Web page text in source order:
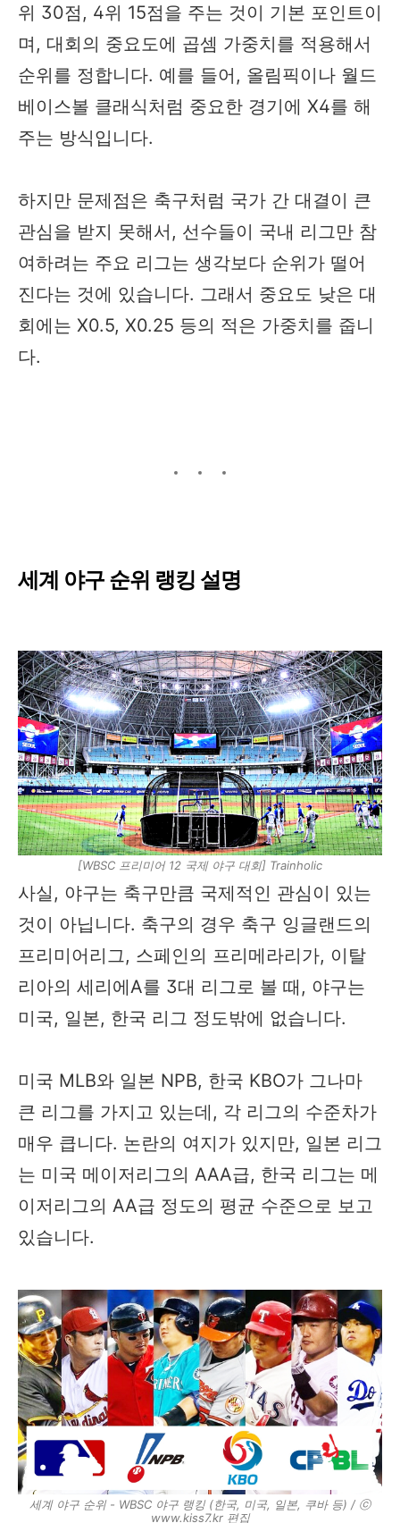
위 30점, 4위 15점을 주는 것이 기본 포인트이
며, 대회의 중요도에 곱셈 가중치를 적용해서
순위를 정합니다. 예를 들어, 올림픽이나 월드
베이스볼 클래식처럼 중요한 경기에 X4를 해
주는 방식입니다.
하지만 문제점은 축구처럼 국가 간 대결이 큰
관심을 받지 못해서, 선수들이 국내 리그만 참
여하려는 주요 리그는 생각보다 순위가 떨어
진다는 것에 있습니다. 그래서 중요도 낮은 대
회에는 X0.5, X0.25 등의 적은 가중치를 줍니
다.
세계 야구 순위 랭킹 설명
[WBSC 프리미어 12 국제 야구 대회] Trainholic
사실, 야구는 축구만큼 국제적인 관심이 있는
것이 아닙니다. 축구의 경우 축구 잉글랜드의
프리미어리그, 스페인의 프리메라리가, 이탈
리아의 세리에A를 3대 리그로 볼 때, 야구는
미국, 일본, 한국 리그 정도밖에 없습니다.
미국 MLB와 일본 NPB, 한국 KBO가 그나마
큰 리그를 가지고 있는데, 각 리그의 수준차가
매우 큽니다. 논란의 여지가 있지만, 일본 리그
는 미국 메이저리그의 AAA급, 한국 리그는 메
이저리그의 AA급 정도의 평균 수준으로 보고
있습니다.
세계 야구 순위 - WBSC 야구 랭킹 (한국, 미국, 일본, 쿠바 등) / ⓒ
www.kiss7.kr 편집